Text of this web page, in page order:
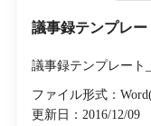
議事録テンプレー
議事録テンプレート
ファイル形式：
更新日：2016/12/09